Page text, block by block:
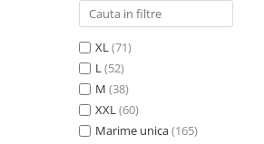
XL(71)
L(52)
M (38)
XXL(60)
Marime unica(165)